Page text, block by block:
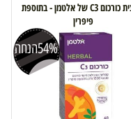
תמצית כורכום C3 של אלטמן - בתוספת
פיפרין
54%הנחה